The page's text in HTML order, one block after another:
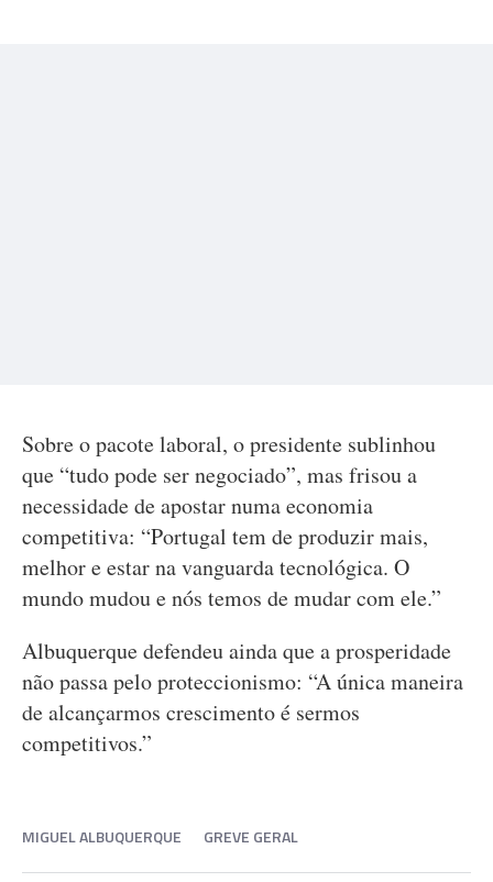
Sobre o pacote laboral, o presidente sublinhou
que “tudo pode ser negociado”, mas frisou a
necessidade de apostar numa economia
competitiva: “Portugal tem de produzir mais,
melhor e estar na vanguarda tecnológica. O
mundo mudou e nós temos de mudar com ele.”
Albuquerque defendeu ainda que a prosperidade
não passa pelo proteccionismo: “A única maneira
de alcançarmos crescimento é sermos
competitivos.”
MIGUEL ALBUQUERQUE GREVE GERAL